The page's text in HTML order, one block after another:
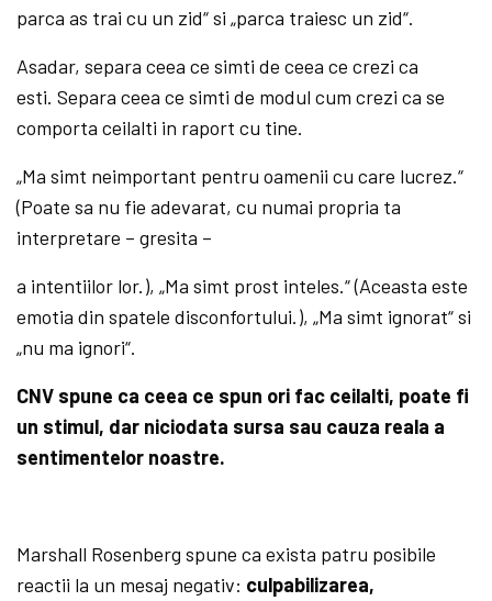
parca as trai cu un zid“ si „parca traiesc un zid“.
Asadar, separa ceea ce simti de ceea ce crezi ca
esti. Separa ceea ce simti de modul cum crezi ca se
comporta ceilalti in raport cu tine.
„Ma simt neimportant pentru oamenii cu care lucrez.“
(Poate sa nu fie adevarat, cu numai propria ta
interpretare – gresita –
a intentiilor lor.), „Ma simt prost inteles.“ (Aceasta este
emotia din spatele disconfortului.), „Ma simt ignorat“ si
„nu ma ignori“.
CNV spune ca ceea ce spun ori fac ceilalti, poate fi
un stimul, dar niciodata sursa sau cauza reala a
sentimentelor noastre.
Marshall Rosenberg spune ca exista patru posibile
reactii la un mesaj negativ: culpabilizarea,